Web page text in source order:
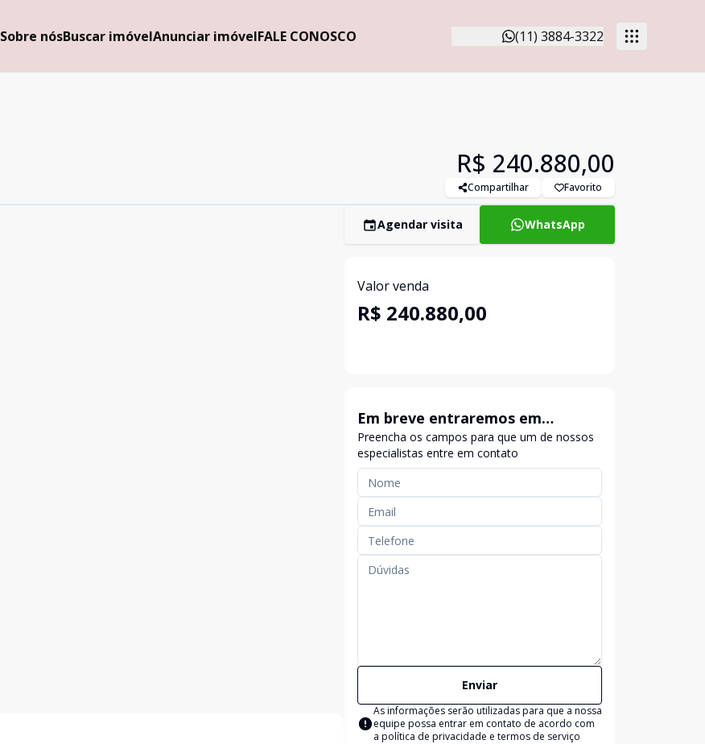
Sobre nósBuscar imóvelAnunciar imóvelFALE CONOSCO (11) 3884-3322
R$ 240.880,00
Compartilhar Favorito
Agendar visita WhatsApp
Valor venda
R$ 240.880,00
Em breve entraremos em
contato
Preencha os campos para que um de nossos
especialistas entre em contato
Enviar
As informações serão utilizadas para que a nossa
equipe possa entrar em contato de acordo com
a política de privacidade e termos de serviço